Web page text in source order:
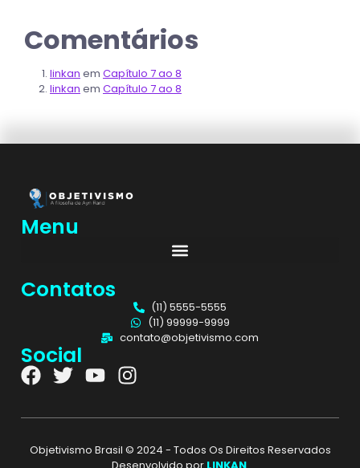
Comentários
linkan em Capítulo 7 ao 8
linkan em Capítulo 7 ao 8
Menu
Contatos
(11) 5555-5555
(11) 99999-9999
contato@objetivismo.com
Social
Objetivismo Brasil © 2024 - Todos Os Direitos Reservados